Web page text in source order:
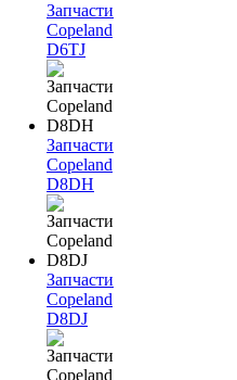
Запчасти
Copeland
D6TJ
Запчасти
Copeland
D8DH
Запчасти
Copeland
D8DJ